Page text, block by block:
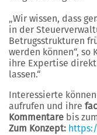
„Wir wissen, dass
in der
Betrugsstrukturen
werden können“, so
ihre Expertise
lassen.“
Interessierte
aufrufen und ihre
Kommentare bis
Zum Konzept: